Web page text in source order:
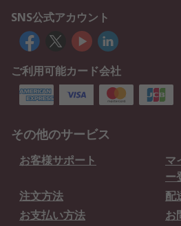
SNS公式アカウント
ご利用可能カード会社
その他のサービス
お客様サポート
マ
ー
注文方法
配
お支払い方法
お